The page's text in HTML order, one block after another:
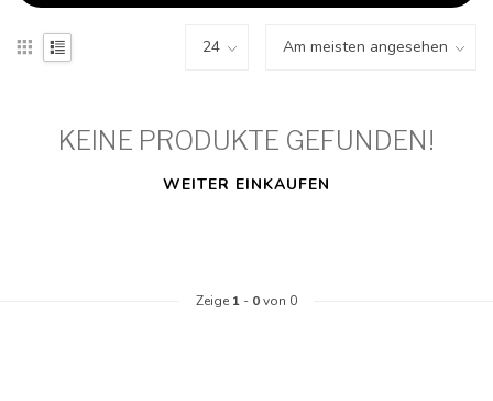
KEINE PRODUKTE GEFUNDEN!
WEITER EINKAUFEN
Zeige 1 - 0von 0